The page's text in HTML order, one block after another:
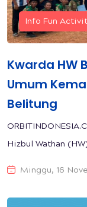
Info Fun
Kwarda HW
Umum
Belitung
Hizbul Wathan
Minggu, 16